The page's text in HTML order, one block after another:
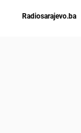
Radiosarajevo.ba